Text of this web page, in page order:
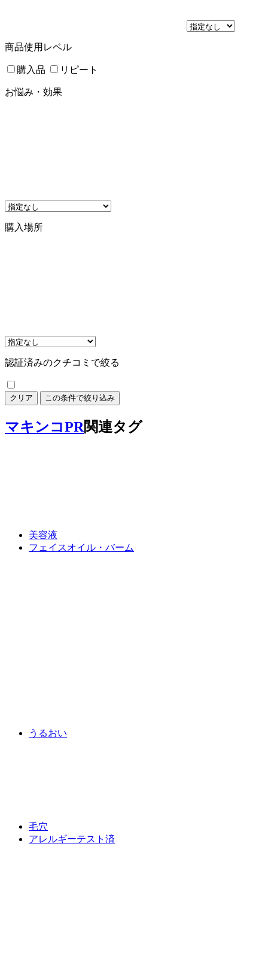
商品使用レベル
購入品 リピート
お悩み・効果
購入場所
認証済みのクチコミで絞る
クリア この条件で絞り込み
マキンコPR関連タグ
美容液
フェイスオイル・バーム
うるおい
毛穴
アレルギーテスト済